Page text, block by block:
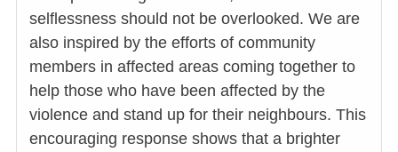
selflessness should not be overlooked. We are
also inspired by the efforts of community
members in affected areas coming together to
help those who have been affected by the
violence and stand up for their neighbours. This
encouraging response shows that a brighter